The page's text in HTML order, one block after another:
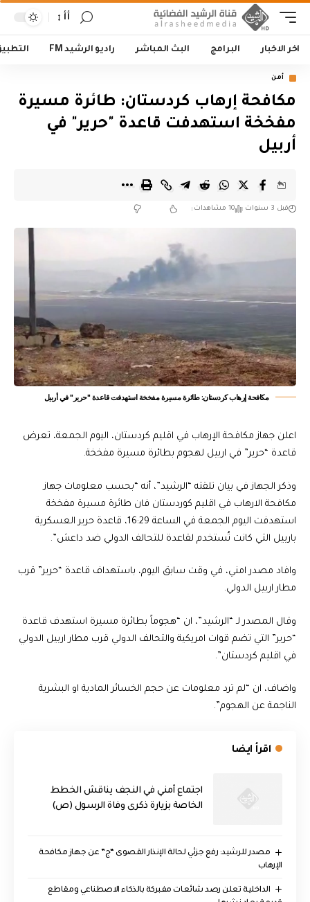
أأ
اخر الاخبار البرامج البث المباشر راديو الرشيد FM
أمن
مكافحة إرهاب كردستان: طائرة مسيرة
مفخخة استهدفت قاعدة "حرير" في
أربيل
قبل 3 سنوات 10 مشاهدات
مكافحة إرهاب كردستان: طائرة مسيرة مفخخة استهدفت قاعدة "حرير" في أربيل
اعلن جهاز مكافحة الإرهاب في اقليم كردستان، اليوم الجمعة، تعرض
قاعدة “حرير” في اربيل لهجوم بطائرة مسيرة مفخخة.
وذكر الجهاز في بيان تلقته “الرشيد”، أنه “بحسب معلومات جهاز
مكافحة الارهاب في اقليم كوردستان فان طائرة مسيرة مفخخة
استهدفت اليوم الجمعة في الساعة 16:29، قاعدة حرير العسكرية
باربيل التي كانت تُستخدم لقاعدة للتحالف الدولي ضد داعش”.
وافاد مصدر امني، في وقت سابق اليوم، باستهداف قاعدة “حرير” قرب
مطار اربيل الدولي.
وقال المصدر لـ “الرشيد”، ان “هجوماً بطائرة مسيرة استهدف قاعدة
“حرير” التي تضم قوات امريكية والتحالف الدولي قرب مطار اربيل الدولي
في اقليم كردستان”.
واضاف، ان “لم ترد معلومات عن حجم الخسائر المادية او البشرية
الناجمة عن الهجوم”.
اقرأ ايضا
اجتماع أمني في النجف يناقش الخطط
الخاصة بزيارة ذكرى وفاة الرسول (ص)
مصدر للرشيد: رفع جزئي لحالة الإنذار القصوى “ج” عن جهاز مكافحة
الإرهاب
الداخلية تعلن رصد شائعات مفبركة بالذكاء الاصطناعي ومقاطع